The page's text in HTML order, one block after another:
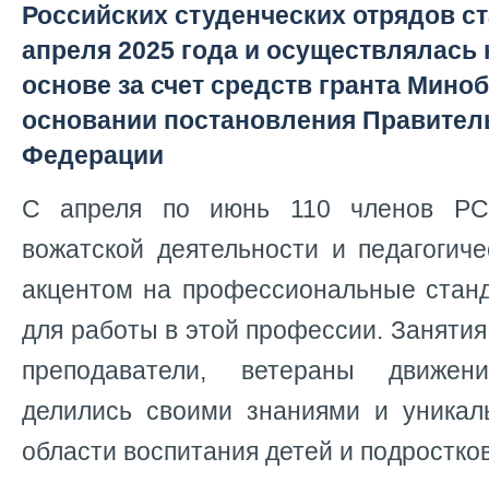
Российских студенческих отрядов
апреля 2025 года и осуществлялась
основе за счет средств гранта
основании постановления
Федерации
С апреля по июнь 110 членов
вожатской деятельности и
акцентом на профессиональные
для работы в этой профессии.
преподаватели, ветераны
делились своими знаниями и
области воспитания детей и